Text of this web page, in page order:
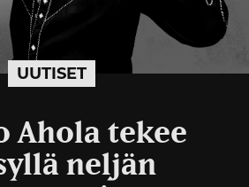
UUTISET
Ahola tekee
neljän